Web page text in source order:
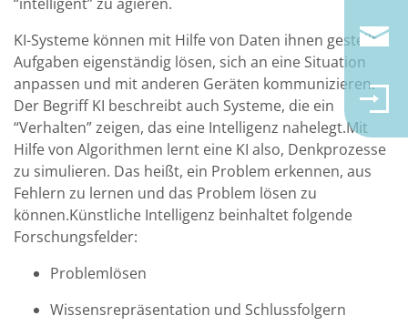
KI-Systeme können mit Hilfe von Daten ihnen gestellte
Aufgaben eigenständig lösen, sich an eine Situation
anpassen und mit anderen Geräten kommunizieren.
Der Begriff KI beschreibt auch Systeme, die ein
“Verhalten” zeigen, das eine Intelligenz nahelegt.Mit
Hilfe von Algorithmen lernt eine KI also, Denkprozesse
zu simulieren. Das heißt, ein Problem erkennen, aus
Fehlern zu lernen und das Problem lösen zu
können.Künstliche Intelligenz beinhaltet folgende
Forschungsfelder:
Problemlösen
Wissensrepräsentation und Schlussfolgern